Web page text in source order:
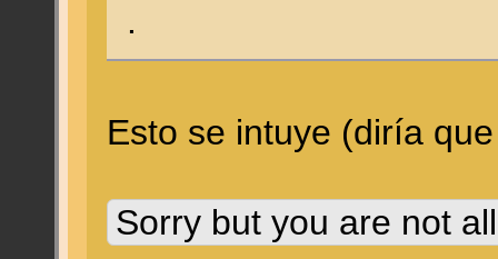
.
Esto se intuye (diría
Sorry but you are not